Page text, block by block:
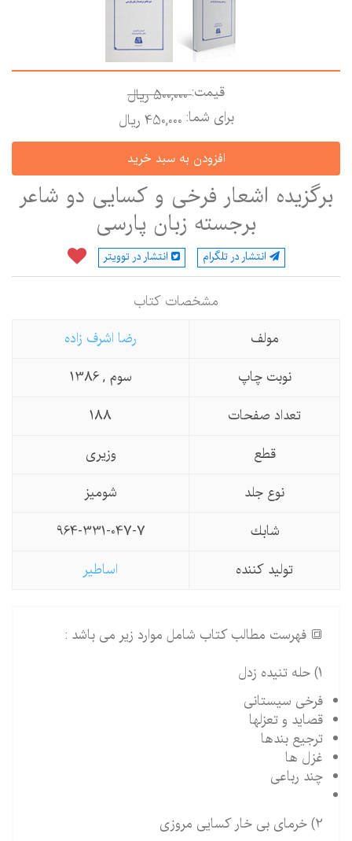
قیمت:500,000 ريال
برای شما: 450,000 ريال
برگزیده اشعار فرخی و کسایی دو شاعر
برجسته زبان پارسی
انتشار در تلگرام انتشار در توویتر
مشخصات كتاب
مولف
رضا اشرف زاده
نوبت چاپ
سوم , 1386
تعداد صفحات
188
قطع
وزیری
نوع جلد
شومیز
شابك
964-331-047-7
تولید كننده
اساطیر
🔳 فهرست مطالب کتاب شامل موارد زیر می باشد :
1) حله تنیده زدل
فرخی سیستانی
قصاید و تعزلها
ترجیع بندها
غزل ها
چند رباعی
2) خرمای بی خار کسایی مروزی